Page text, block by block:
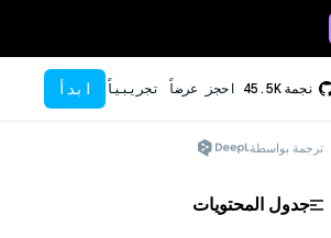
نجمة45.5K احجز عرضاً تجريبياً ابدأ
ترجمة بواسطة
جدول المحتويات